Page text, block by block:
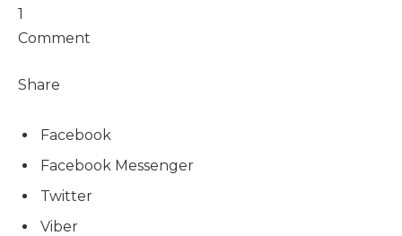
1
Comment
Share
Facebook
Facebook Messenger
Twitter
Viber